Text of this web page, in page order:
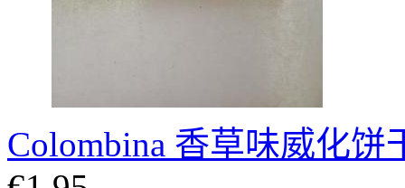
Colombina 香草味威化饼